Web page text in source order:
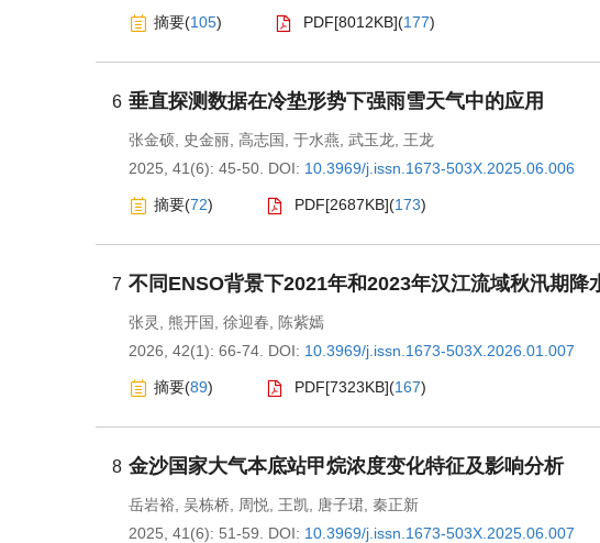
摘要(105) PDF[8012KB](177)
6 垂直探测数据在冷垫形势下强雨雪天气中的应用
张金硕 史金丽 高志国 于水燕 武玉龙
王龙
2025, 41(6): 45-50. DOI: 10.3969/j.issn.1673-503X.2025.06.006
摘要(72) PDF[2687KB](173)
7 不同ENSO背景下2021年和2023年汉江流域秋汛期降
张灵 熊开国 徐迎春
陈紫嫣
2026, 42(1): 66-74. DOI: 10.3969/j.issn.1673-503X.2026.01.007
摘要(89) PDF[7323KB](167)
8 金沙国家大气本底站甲烷浓度变化特征及影响分析
岳岩裕 吴栋桥 周悦 王凯 唐子珺 秦正新
2025, 41(6): 51-59.
DOI: 10.3969/j.issn.1673-503X.2025.06.007